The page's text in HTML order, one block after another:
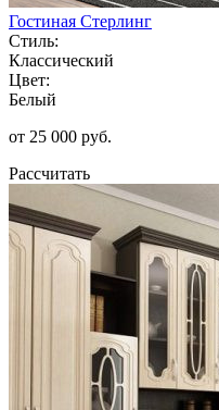
Гостиная Стерлинг
Стиль:
Классический
Цвет:
Белый
от 25 000 руб.
Рассчитать